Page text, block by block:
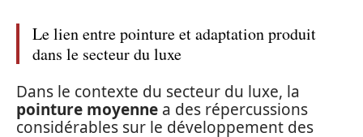
Le lien entre pointure et adaptation produit
dans le secteur du luxe
Dans le contexte du secteur du luxe, la
pointure moyenne a des répercussions
considérables sur le développement des